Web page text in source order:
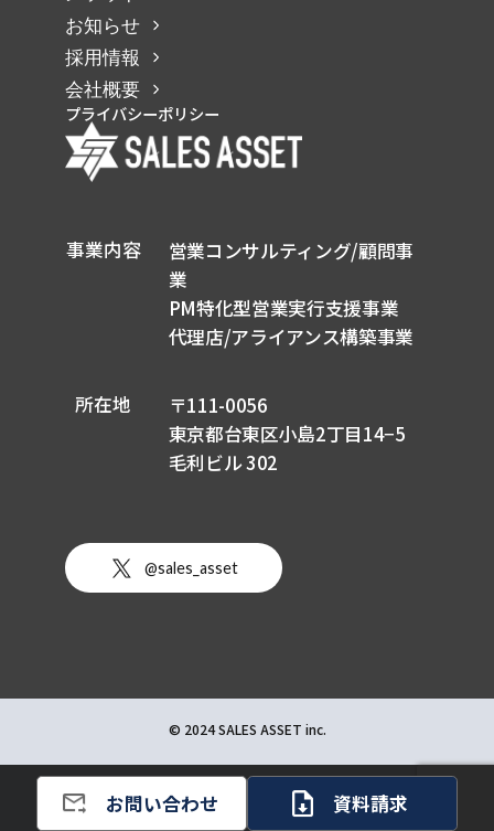
お問い合わせ 資料請求
事業内容
営業コンサルティング/顧問事
業
PM特化型営業実行支援事業
代理店/アライアンス構築事業
所在地
〒111-0056
東京都台東区小島2丁目14−5
毛利ビル 302
@sales_asset
お知らせ
採用情報
会社概要
プライバシーポリシー
© 2024 SALES ASSET inc.